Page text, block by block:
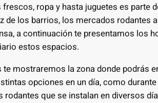
ropa y hasta juguetes es parte
de los barrios, los mercados rodantes
a continuación te presentamos los
estos espacios.
mostraremos la zona donde podrás
opciones en un día, como
rodantes que se instalan en diversos